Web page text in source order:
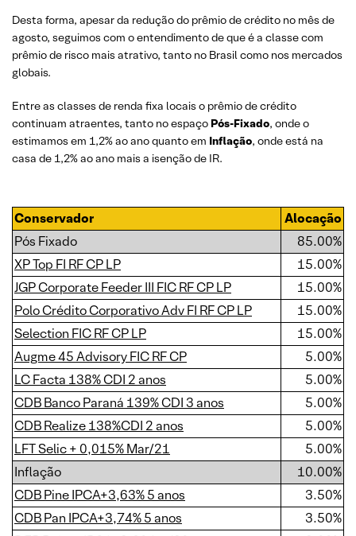
Desta forma, apesar da redução do prêmio de crédito no mês de
agosto, seguimos com o entendimento de que é a classe com
prêmio de risco mais atrativo, tanto no Brasil como nos mercados
globais.
Entre as classes de renda fixa locais o prêmio de crédito
continuam atraentes, tanto no espaço Pós-Fixado, onde o
estimamos em 1,2% ao ano quanto em Inflação, onde está na
casa de 1,2% ao ano mais a isenção de IR.
Conservador
Alocação
Pós Fixado
85.00%
XP Top FI RF CP LP
15.00%
JGP Corporate Feeder III FIC RF CP LP
15.00%
Polo Crédito Corporativo Adv FI RF CP LP
15.00%
Selection FIC RF CP LP
15.00%
Augme 45 Advisory FIC RF CP
5.00%
LC Facta 138% CDI 2 anos
5.00%
CDB Banco Paraná 139% CDI 3 anos
5.00%
CDB Realize 138%CDI 2 anos
5.00%
LFT Selic + 0,015% Mar/21
5.00%
Inflação
10.00%
CDB Pine IPCA+3,63% 5 anos
3.50%
CDB Pan IPCA+3,74% 5 anos
3.50%